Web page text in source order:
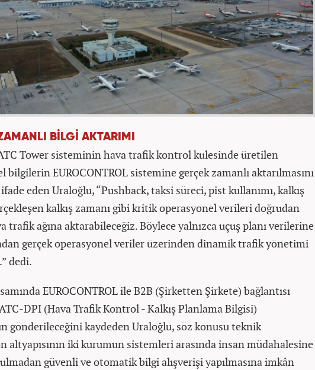
BİLGİ AKTARIMI
Tower sisteminin hava trafik kontrol kulesinde üretilen
bilgilerin EUROCONTROL sistemine gerçek zamanlı aktarılmasını
ifade eden Uraloğlu, “Pushback, taksi süreci, pist kullanımı, kalkış
kalkış zamanı gibi kritik operasyonel verileri doğrudan
trafik ağına aktarabileceğiz. Böylece yalnızca uçuş planı verilerine
gerçek operasyonel veriler üzerinden dinamik trafik yönetimi
dedi.
EUROCONTROL ile B2B (Şirketten Şirkete) bağlantısı
DPI (Hava Trafik Kontrol - Kalkış Planlama Bilgisi)
gönderileceğini kaydeden Uraloğlu, söz konusu teknik
altyapısının iki kurumun sistemleri arasında insan müdahalesine
güvenli ve otomatik bilgi alışverişi yapılmasına imkân